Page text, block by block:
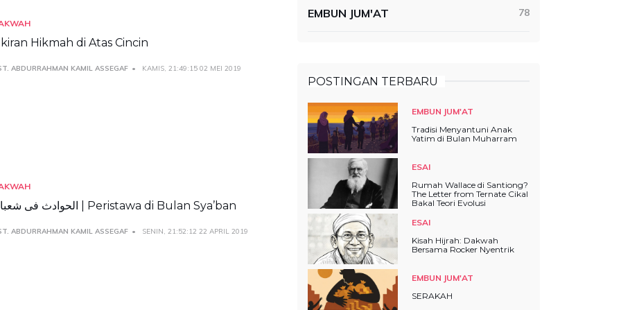
Hikmah di Atas Cincin
ABDURRAHMAN KAMIL ASSEGAF KAMIS, 21:49:15 02 MEI 2019
الحوادث فی شعبان | Peristawa di Bulan Sya’ban
ABDURRAHMAN KAMIL ASSEGAF SENIN, 21:52:12 22 APRIL 2019
EMBUN JUM'AT 78
POSTINGAN TERBARU
EMBUN JUM'AT
Tradisi Menyantuni Anak
Yatim di Bulan Muharram
ESAI
Rumah Wallace di Santiong?
The Letter from Ternate Cikal
Bakal Teori Evolusi
ESAI
Kisah Hijrah: Dakwah
Bersama Rocker Nyentrik
EMBUN JUM'AT
SERAKAH